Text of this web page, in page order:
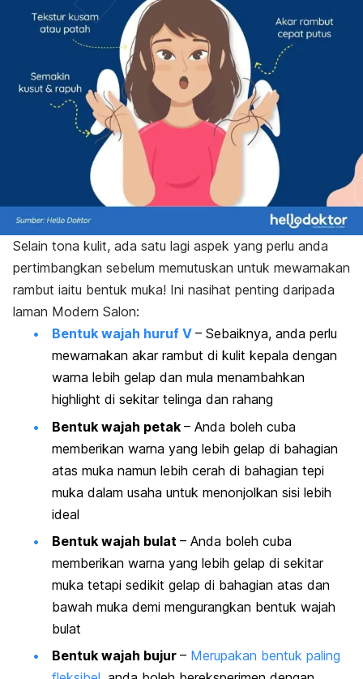
Selain tona kulit, ada satu lagi aspek yang perlu anda
pertimbangkan sebelum memutuskan untuk mewarnakan
rambut iaitu bentuk muka! Ini nasihat penting daripada
laman Modern Salon:
Bentuk wajah huruf V – Sebaiknya, anda perlu
mewarnakan akar rambut di kulit kepala dengan
warna lebih gelap dan mula menambahkan
highlight di sekitar telinga dan rahang
Bentuk wajah petak – Anda boleh cuba
memberikan warna yang lebih gelap di bahagian
atas muka namun lebih cerah di bahagian tepi
muka dalam usaha untuk menonjolkan sisi lebih
ideal
Bentuk wajah bulat – Anda boleh cuba
memberikan warna yang lebih gelap di sekitar
muka tetapi sedikit gelap di bahagian atas dan
bawah muka demi mengurangkan bentuk wajah
bulat
Bentuk wajah bujur – Merupakan bentuk paling